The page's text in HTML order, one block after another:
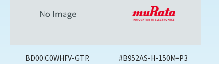
BD00IC0WHFV-GTR
#B952AS-H-150M=P3